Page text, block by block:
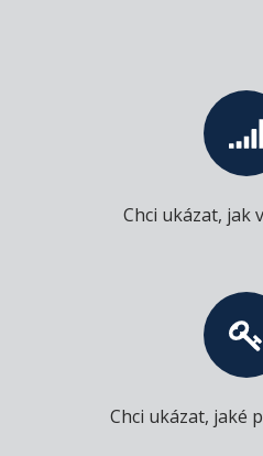
Chci ukázat, jak
Chci ukázat, jaké